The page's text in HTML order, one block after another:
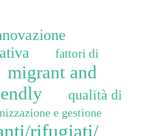
fattori di
migrant and
qualità di
e gestione
rifugiati/